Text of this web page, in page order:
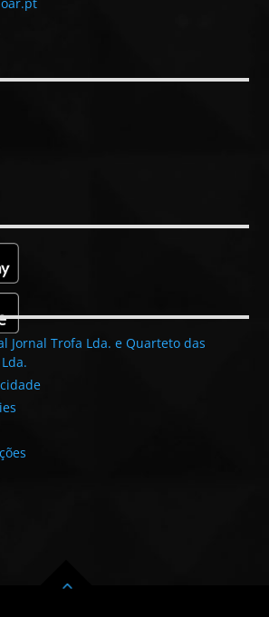
Jornal Trofa Lda. e Quarteto das